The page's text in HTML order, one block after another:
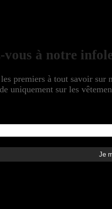
vous à notre
premiers à tout savoir sur
sur les